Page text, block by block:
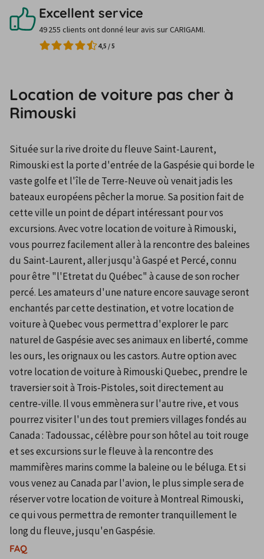
Excellent service
49 255 clients ont donné leur avis sur CARIGAMI.
4,5 /5
Location de voiture pas cher à
Rimouski
Située sur la rive droite du fleuve Saint-Laurent,
Rimouski est la porte d'entrée de la Gaspésie qui borde le
vaste golfe et l'île de Terre-Neuve où venait jadis les
bateaux européens pêcher la morue. Sa position fait de
cette ville un point de départ intéressant pour vos
excursions. Avec votre location de voiture à Rimouski,
vous pourrez facilement aller à la rencontre des baleines
du Saint-Laurent, aller jusqu'à Gaspé et Percé, connu
pour être "l'Etretat du Québec" à cause de son rocher
percé. Les amateurs d'une nature encore sauvage seront
enchantés par cette destination, et votre location de
voiture à Quebec vous permettra d'explorer le parc
naturel de Gaspésie avec ses animaux en liberté, comme
les ours, les orignaux ou les castors. Autre option avec
votre location de voiture à Rimouski Quebec, prendre le
traversier soit à Trois-Pistoles, soit directement au
centre-ville. Il vous emmènera sur l'autre rive, et vous
pourrez visiter l'un des tout premiers villages fondés au
Canada : Tadoussac, célèbre pour son hôtel au toit rouge
et ses excursions sur le fleuve à la rencontre des
mammifères marins comme la baleine ou le béluga. Et si
vous venez au Canada par l'avion, le plus simple sera de
réserver votre location de voiture à Montreal Rimouski,
ce qui vous permettra de remonter tranquillement le
long du fleuve, jusqu'en Gaspésie.
FAQ